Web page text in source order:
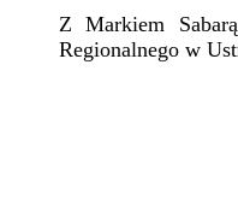
Z Markiem
Regionalnego w